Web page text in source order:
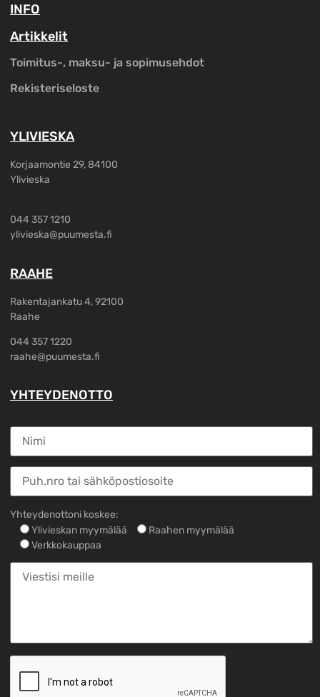
INFO
Artikkelit
Toimitus-, maksu- ja sopimusehdot
Rekisteriseloste
YLIVIESKA
Korjaamontie 29, 84100
Ylivieska
044 357 1210
ylivieska@puumesta.fi
RAAHE
Rakentajankatu 4, 92100
Raahe
044 357 1220
raahe@puumesta.fi
YHTEYDENOTTO
Yhteydenottoni koskee:
Ylivieskan myymälää
Raahen myymälää
Verkkokauppaa